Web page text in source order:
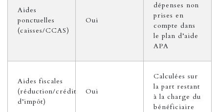
Aides
ponctuelles
(caisses/CCAS)
Oui
dépenses non
prises en
compte dans
le plan d’aide
APA
Aides fiscales
(réduction/crédit
d’impôt)
Oui
Calculées sur
la part restant
à la charge du
bénéficiaire